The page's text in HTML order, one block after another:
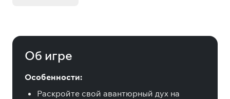
Об игре
Особенности:
Раскройте свой авантюрный дух на